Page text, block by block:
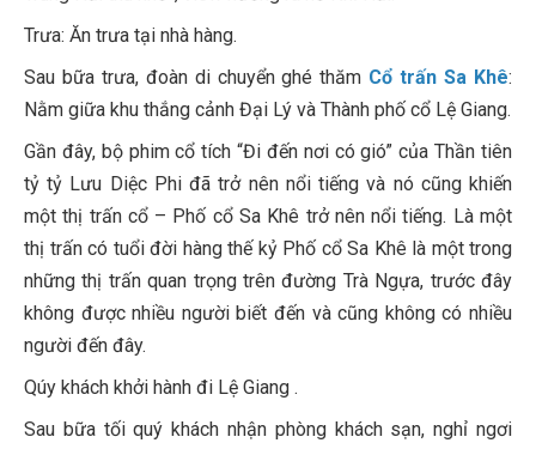
Trưa: Ăn trưa tại nhà hàng.
Sau bữa trưa, đoàn di chuyển ghé thăm Cổ trấn Sa Khê:
Nằm giữa khu thắng cảnh Đại Lý và Thành phố cổ Lệ Giang.
Gần đây, bộ phim cổ tích “Đi đến nơi có gió” của Thần tiên
tỷ tỷ Lưu Diệc Phi đã trở nên nổi tiếng và nó cũng khiến
một thị trấn cổ – Phố cổ Sa Khê trở nên nổi tiếng. Là một
thị trấn có tuổi đời hàng thế kỷ Phố cổ Sa Khê là một trong
những thị trấn quan trọng trên đường Trà Ngựa, trước đây
không được nhiều người biết đến và cũng không có nhiều
người đến đây.
Qúy khách khởi hành đi Lệ Giang .
Sau bữa tối quý khách nhận phòng khách sạn, nghỉ ngơi